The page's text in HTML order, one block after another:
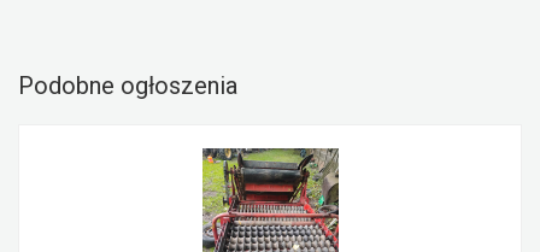
Podobne ogłoszenia